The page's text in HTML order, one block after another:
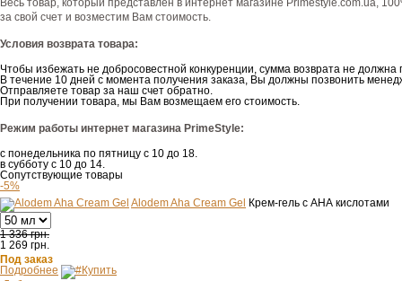
Весь товар, который представлен в интернет магазине Рrimestyle.com.ua,
за свой счет и возместим Вам стоимость.
Условия возврата товара:
Чтобы избежать не добросовестной конкуренции, сумма возврата не
В течение 10 дней с момента получения заказа, Вы должны позвонить
Отправляете товар за наш счет обратно.
При получении товара, мы Вам возмещаем его стоимость.
Режим работы интернет магазина PrimeStyle:
с понедельника по пятницу с 10 до 18.
в субботу с 10 до 14.
Сопутствующие товары
-5%
Alodem Aha Cream Gel
Крем-гель с АНА кислотами
1 336 грн.
1 269 грн.
Под заказ
Подробнее
Купить